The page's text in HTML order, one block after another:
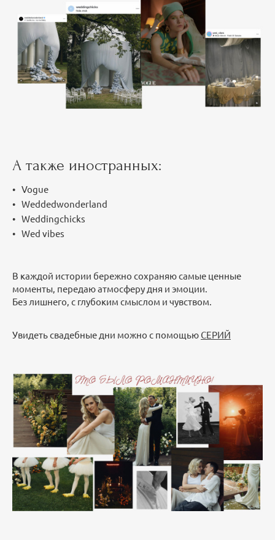
А также иностранных:
Vogue
Weddedwonderland
Weddingchicks
Wed vibes
В каждой истории бережно сохраняю самые ценные
моменты, передаю атмосферу дня и эмоции.
Без лишнего, с глубоким смыслом и чувством.
Увидеть свадебные дни можно с помощью СЕРИЙ